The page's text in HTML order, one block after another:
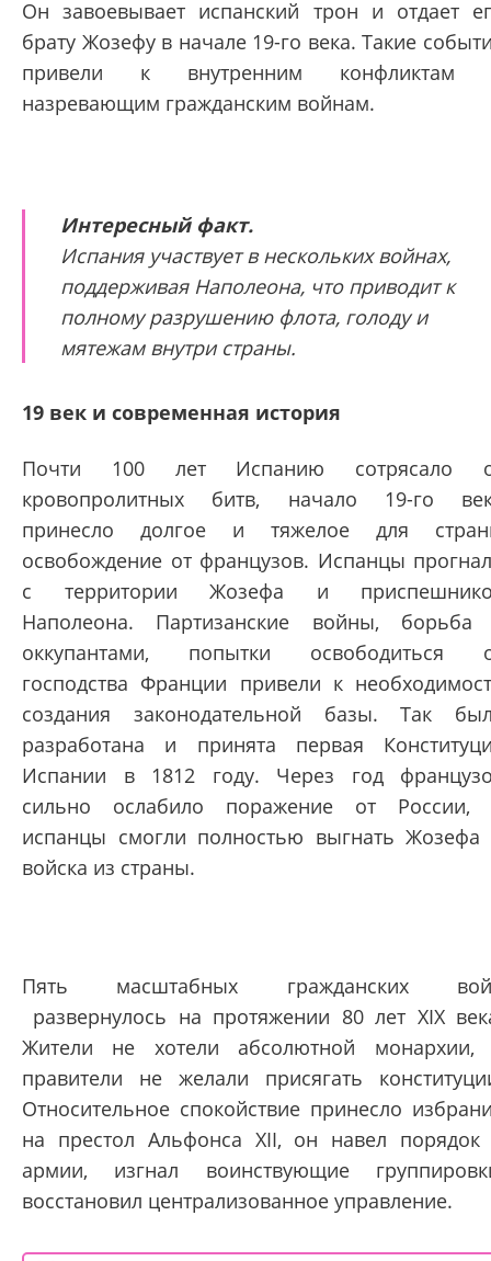
Он завоевывает испанский трон и отдает
брату Жозефу в начале 19-го века. Такие
привели к внутренним конфликтам
назревающим гражданским войнам.
Интересный факт.
Испания участвует в нескольких войнах,
поддерживая Наполеона, что приводит к
полному разрушению флота, голоду и
мятежам внутри страны.
19 век и современная история
Почти 100 лет Испанию сотрясало
кровопролитных битв, начало 19-го
принесло долгое и тяжелое для
освобождение от французов. Испанцы
с территории Жозефа и
Наполеона. Партизанские войны, борьба
оккупантами, попытки освободиться
господства Франции привели к
создания законодательной базы. Так
разработана и принята первая
Испании в 1812 году. Через год
сильно ослабило поражение от России,
испанцы смогли полностью выгнать Жозефа
войска из страны.
Пять масштабных гражданских
развернулось на протяжении 80 лет XIX
Жители не хотели абсолютной монархии,
правители не желали присягать
Относительное спокойствие принесло
на престол Альфонса XII, он навел порядок
армии, изгнал воинствующие
восстановил централизованное управление.